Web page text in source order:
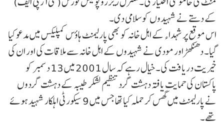
کے دستے نے شہیدوں کو سلامی دی۔
اس موقع پر شہداء کے اہل خانہ کو بھی پارلیمنٹ ہاؤس کمپلیکس میں مدعو کیا
گیا۔ دھنکھڑ اور مودی نے شہیدوں کے اہل خانہ سے ملاقات کی اور ان کی
خیریت دریافت کی۔خیال رہے کہ سال 2001 میں 13 دسمبر کو
پاکستان کی حمایت یافتہ دہشت گرد تنظیم لشکر طیبہ کے دہشت گردوں
نے پارلیمنٹ میں گھس کر حملہ کیا تھا جس میں 9 سیکورٹی اہلکار شہید ہوئے
تھے۔